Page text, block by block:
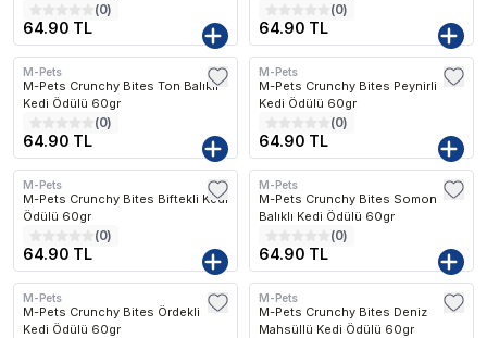
(0)
64.90 TL
(0)
64.90 TL
M-Pets
M-Pets Crunchy Bites Ton Balıklı
Kedi Ödülü 60gr
(0)
64.90 TL
M-Pets
M-Pets Crunchy Bites Peynirli
Kedi Ödülü 60gr
(0)
64.90 TL
M-Pets
M-Pets Crunchy Bites Biftekli Kedi
Ödülü 60gr
(0)
64.90 TL
M-Pets
M-Pets Crunchy Bites Somon
Balıklı Kedi Ödülü 60gr
(0)
64.90 TL
M-Pets
M-Pets Crunchy Bites Ördekli
Kedi Ödülü 60gr
M-Pets
M-Pets Crunchy Bites Deniz
Mahsüllü Kedi Ödülü 60gr